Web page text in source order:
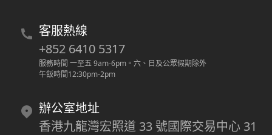
客服熱線
+852 6410 5317
服務時間 一至五 9am-6pm 。 六、日及公眾假期除外
午飯時間12:30pm-2pm
辦公室地址
香港九龍灣宏照道 33 號國際交易中心 31